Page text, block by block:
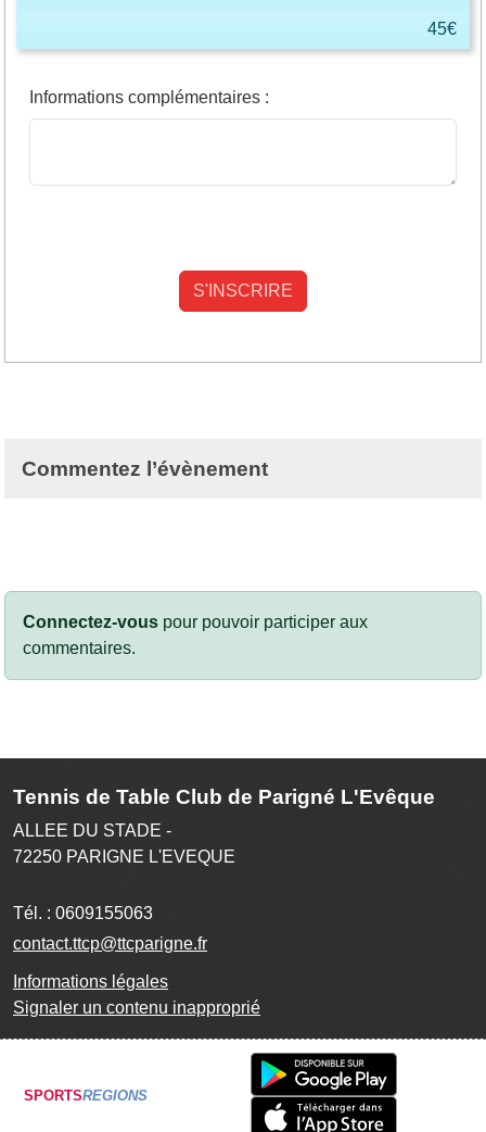
45€
Informations complémentaires :
Commentez l’évènement
Connectez-vous pour pouvoir participer aux
commentaires.
Tennis de Table Club de Parigné L'Evêque
ALLEE DU STADE -
72250 PARIGNE L'EVEQUE
Tél. : 0609155063
contact.ttcp@ttcparigne.fr
Informations légales
Signaler un contenu inapproprié
SPORTSREGIONS